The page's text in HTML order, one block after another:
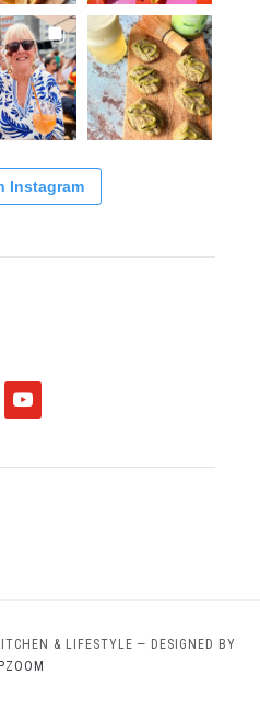
Instagram
youtube
& LIFESTYLE — DESIGNED BY